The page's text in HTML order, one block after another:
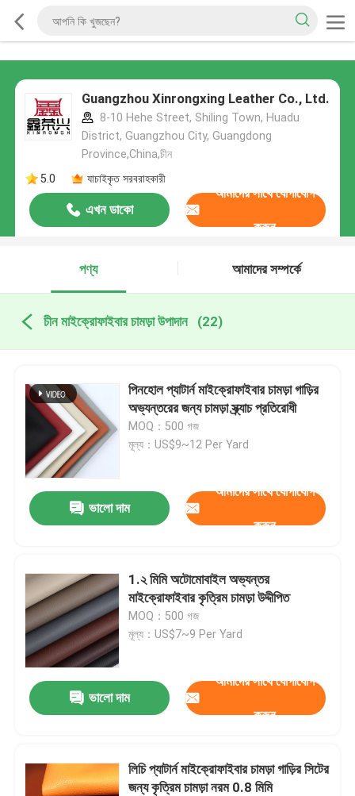
Guangzhou Xinrongxing Leather Co., Ltd.
8-10 Hehe Street, Shiling Town, Huadu
District, Guangzhou City, Guangdong
Province,China,চীন
5.0
যাচাইকৃত সরবরাহকারী
এখন ডাকো
আমাদের সাথে যোগাযোগ
করুন
পণ্য আমাদের সম্পর্কে
চীন মাইক্রোফাইবার চামড়া উপাদান (22)
পিনহোল প্যাটার্ন মাইক্রোফাইবার চামড়া গাড়ির
অভ্যন্তরের জন্য চামড়া স্ক্র্যাচ প্রতিরোধী
MOQ：500 গজ
মূল্য：US$9~12 Per Yard
ভালো দাম
আমাদের সাথে যোগাযোগ
করুন
1.২ মিমি অটোমোবাইল অভ্যন্তর
মাইক্রোফাইবার কৃত্রিম চামড়া উদ্দীপিত
MOQ：500 গজ
মূল্য：US$7~9 Per Yard
ভালো দাম
আমাদের সাথে যোগাযোগ
করুন
লিচি প্যাটার্ন মাইক্রোফাইবার চামড়া গাড়ির সিটের
জন্য কৃত্রিম চামড়া নরম 0.8 মিমি